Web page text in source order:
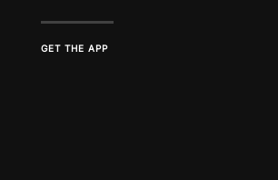
GET THE APP